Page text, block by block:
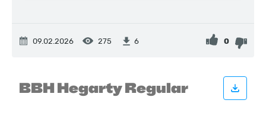
09.02.2026 275 6 0